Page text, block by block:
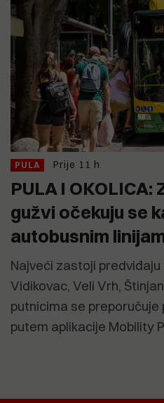
PULA Prije 11 h
PULA I
gužvi očekuju se
autobusnim
Najveći zastoji predviđaju
Vidikovac, Veli Vrh,
putnicima se
putem aplikacije Mobility